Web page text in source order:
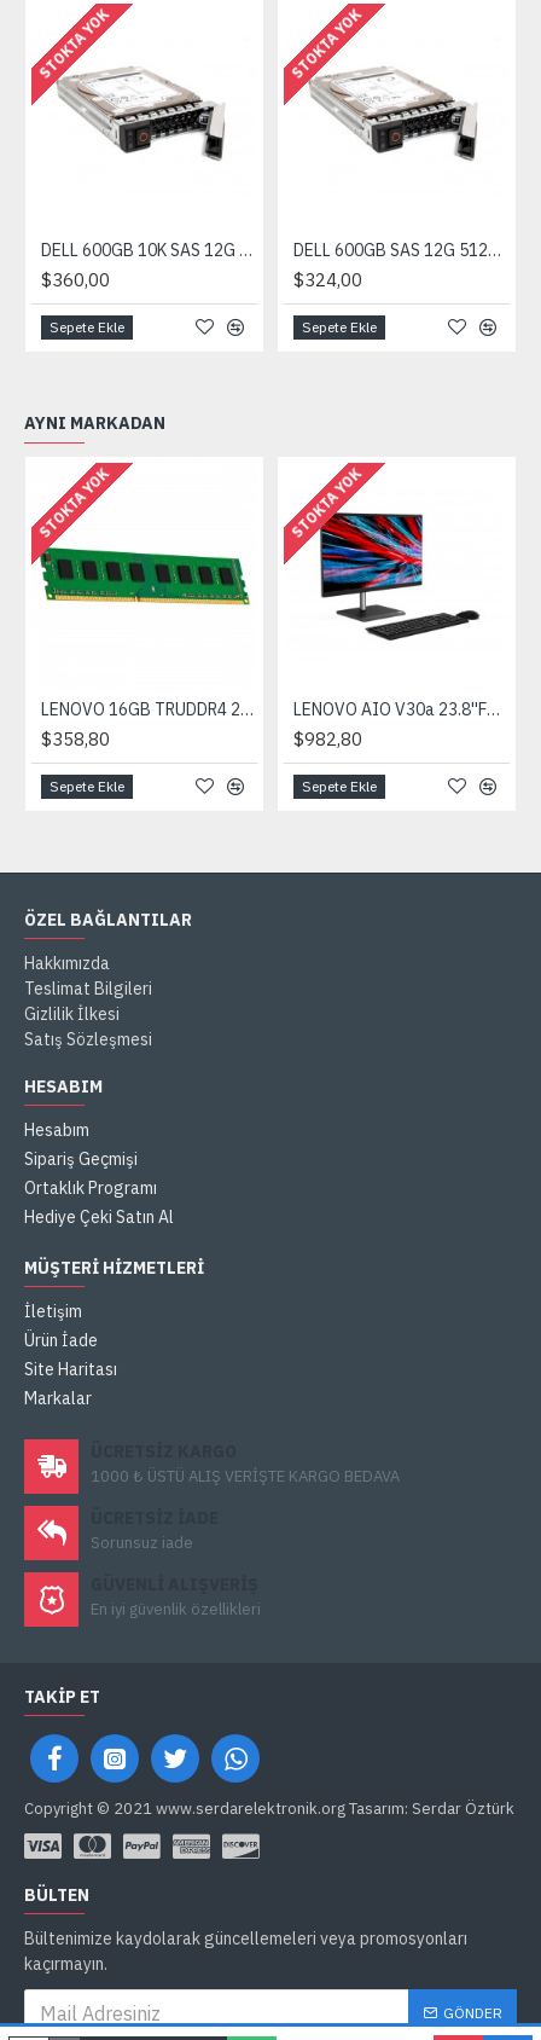
STOKTA YOK
DELL 600GB 10K SAS 12G 512N 2.5 HOT-PLUG HARD DRIVE
$360,00
Sepete Ekle
STOKTA YOK
DELL 600GB SAS 12G 512N 2.5 HOT-PLUG HARD DRIVE
$324,00
Sepete Ekle
AYNI MARKADAN
STOKTA YOK
LENOVO 16GB TRUDDR4 2933MHZ 2RX8 1.2V RDIMM THINKSYSTEM
$358,80
Sepete Ekle
STOKTA YOK
LENOVO AIO V30a 23.8''FHD IPS i5-1035G1 8GB 1TB+256GB SSD FDOS
$982,80
Sepete Ekle
ÖZEL BAĞLANTILAR
Hakkımızda
Teslimat Bilgileri
Gizlilik İlkesi
Satış Sözleşmesi
HESABIM
Hesabım
Sipariş Geçmişi
Ortaklık Programı
Hediye Çeki Satın Al
MÜŞTERI HIZMETLERI
İletişim
Ürün İade
Site Haritası
Markalar
1000 ₺ ÜSTÜ ALIŞ VERİŞTE KARGO BEDAVA
Sorunsuz iade
En iyi güvenlik özellikleri
TAKIP ET
Copyright © 2021 www.serdarelektronik.org Tasarım: Serdar Öztürk
BÜLTEN
Bültenimize kaydolarak güncellemeleri veya promosyonları
kaçırmayın.
GÖNDER